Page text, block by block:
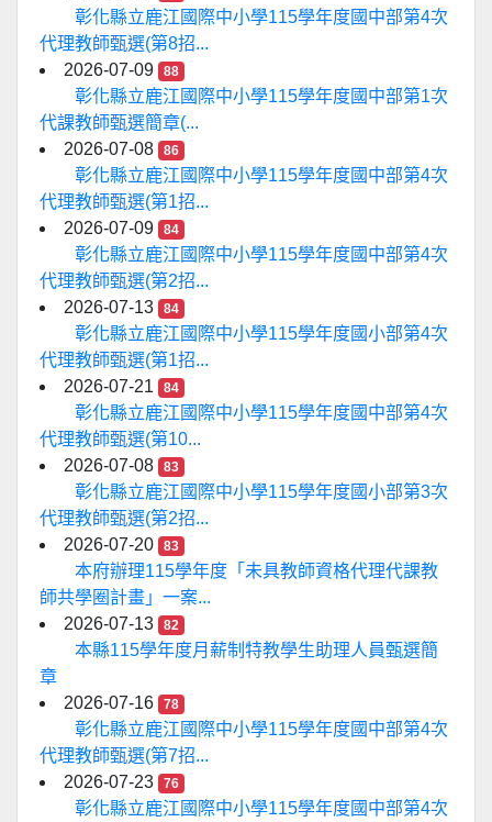
彰化縣立鹿江國際中小學115學年度國中部第4次
代理教師甄選(第8招...
2026-07-09
88
彰化縣立鹿江國際中小學115學年度國中部第1次
代課教師甄選簡章(...
2026-07-08
86
彰化縣立鹿江國際中小學115學年度國中部第4次
代理教師甄選(第1招...
2026-07-09
84
彰化縣立鹿江國際中小學115學年度國中部第4次
代理教師甄選(第2招...
2026-07-13
84
彰化縣立鹿江國際中小學115學年度國小部第4次
代理教師甄選(第1招...
2026-07-21
84
彰化縣立鹿江國際中小學115學年度國中部第4次
代理教師甄選(第10...
2026-07-08
83
彰化縣立鹿江國際中小學115學年度國小部第3次
代理教師甄選(第2招...
2026-07-20
83
本府辦理115學年度「未具教師資格代理代課教
師共學圈計畫」一案...
2026-07-13
82
本縣115學年度月薪制特教學生助理人員甄選簡
章
2026-07-16
78
彰化縣立鹿江國際中小學115學年度國中部第4次
代理教師甄選(第7招...
2026-07-23
76
彰化縣立鹿江國際中小學115學年度國中部第4次